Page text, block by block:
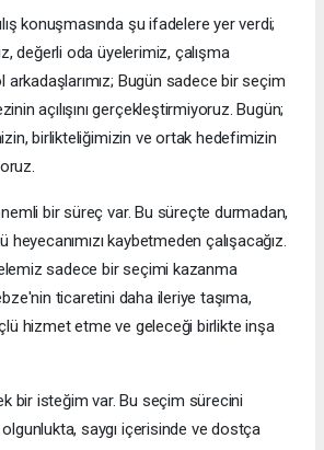
konuşmasında şu ifadelere yer verdi;
değerli oda üyelerimiz, çalışma
arkadaşlarımız; Bugün sadece bir seçim
açılışını gerçekleştirmiyoruz. Bugün;
birlikteliğimizin ve ortak hedefimizin
bir süreç var. Bu süreçte durmadan,
kaybetmeden çalışacağız.
sadece bir seçimi kazanma
ticaretini daha ileriye taşıma,
hizmet etme ve geleceği birlikte inşa
bir isteğim var. Bu seçim sürecini
saygı içerisinde ve dostça